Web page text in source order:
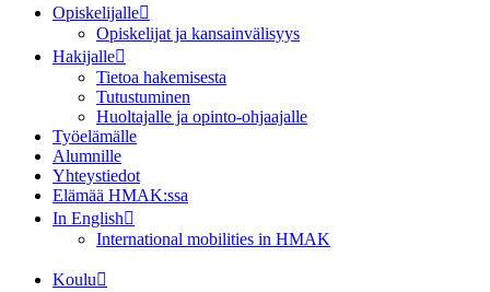
Opiskelijalle
Opiskelijat ja kansainvälisyys
Hakijalle
Tietoa hakemisesta
Tutustuminen
Huoltajalle ja opinto-ohjaajalle
Työelämälle
Alumnille
Yhteystiedot
Elämää HMAK:ssa
In English
International mobilities in HMAK
Koulu